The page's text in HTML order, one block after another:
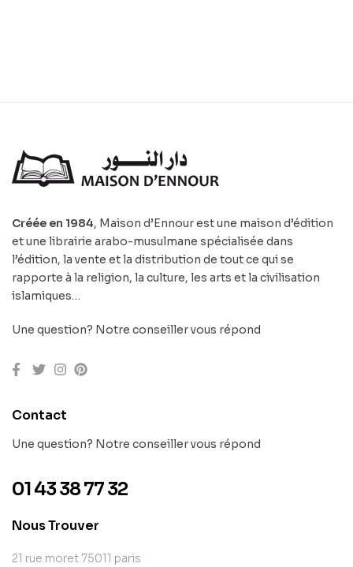
Créée en 1984, Maison d’Ennour est une maison d’édition
et une librairie arabo-musulmane spécialisée dans
l’édition, la vente et la distribution de tout ce qui se
rapporte à la religion, la culture, les arts et la civilisation
islamiques…
Une question? Notre conseiller vous répond
Contact
Une question? Notre conseiller vous répond
01 43 38 77 32
Nous Trouver
21 rue moret 75011 paris